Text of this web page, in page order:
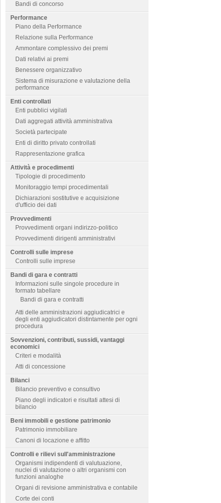
Bandi di concorso
Performance
Piano della Performance
Relazione sulla Performance
Ammontare complessivo dei premi
Dati relativi ai premi
Benessere organizzativo
Sistema di misurazione e valutazione della
performance
Enti controllati
Enti pubblici vigilati
Dati aggregati attività amministrativa
Società partecipate
Enti di diritto privato controllati
Rappresentazione grafica
Attività e procedimenti
Tipologie di procedimento
Monitoraggio tempi procedimentali
Dichiarazioni sostitutive e acquisizione
d'ufficio dei dati
Provvedimenti
Provvedimenti organi indirizzo-politico
Provvedimenti dirigenti amministrativi
Controlli sulle imprese
Controlli sulle imprese
Bandi di gara e contratti
Informazioni sulle singole procedure in
formato tabellare
Bandi di gara e contratti
Atti delle amministrazioni aggiudicatrici e
degli enti aggiudicatori distintamente per ogni
procedura
Sovvenzioni, contributi, sussidi, vantaggi
economici
Criteri e modalità
Atti di concessione
Bilanci
Bilancio preventivo e consultivo
Piano degli indicatori e risultati attesi di
bilancio
Beni immobili e gestione patrimonio
Patrimonio immobiliare
Canoni di locazione e affitto
Controlli e rilievi sull'amministrazione
Organismi indipendenti di valutuazione,
nuclei di valutazione o altri organismi con
funzioni analoghe
Organi di revisione amministrativa e contabile
Corte dei conti